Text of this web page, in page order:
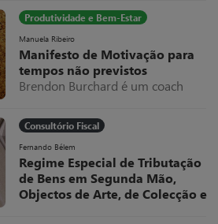
de evolução empresarial em
Portugal, destacando-se pela sua
capacidade de adaptação,
diversificação e internacionalização
ao longo de mais de seis décadas
de atividade.
Produtividade e Bem-Estar
Manuela Ribeiro
Manifesto de Motivação para
tempos não previstos
Brendon Burchard é um coach
grata por todos os valiosos
conteúdos que partilhou e partilha
livremente.
Consultório Fiscal
Fernando Bélem
Regime Especial de Tributação
de Bens em Segunda Mão,
Objectos de Arte, de Colecção e